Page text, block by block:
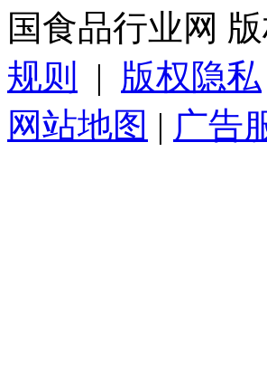
国食品行业网
规则
| 版权隐私
网站地图 | 广告